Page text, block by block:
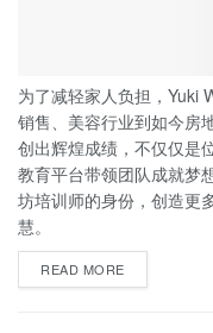
为了减轻家人负担，Yuki
销售、美容行业到如今房
创出辉煌成绩，不仅仅是
教育平台带领团队成就梦
坊培训师的身份，创造更
慧。
READ MORE